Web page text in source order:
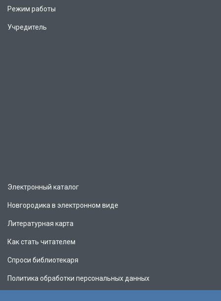
Режим работы
Учредитель
Электронный каталог
Новгородика в электронном виде
Литературная карта
Как стать читателем
Спроси библиотекаря
Политика обработки персональных данных